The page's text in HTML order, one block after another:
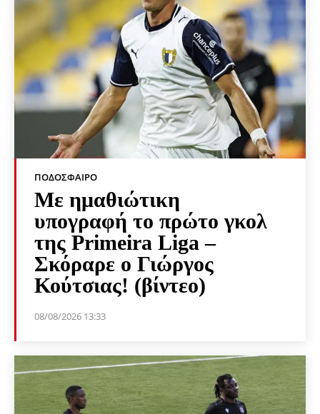
ΠΟΔΌΣΦΑΙΡΟ
Με ημαθιώτικη
υπογραφή το πρώτο γκολ
της Primeira Liga –
Σκόραρε ο Γιώργος
Κούτσιας! (βίντεο)
08/08/2026 13:33